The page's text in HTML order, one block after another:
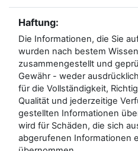
Haftung:
Die Informationen, die Sie
wurden nach bestem
zusammengestellt und
Gewähr - weder
für die Vollständigkeit,
Qualität und jederzeitige
gestellten Informationen
wird für Schäden, die sich
abgerufenen Informationen